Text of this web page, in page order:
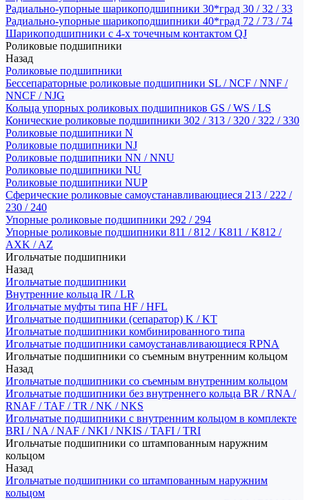
Радиально-упорные шарикоподшипники 30*град 30 / 32 / 33
Радиально-упорные шарикоподшипники 40*град 72 / 73 / 74
Шарикоподшипники с 4-х точечным контактом QJ
Роликовые подшипники
Назад
Роликовые подшипники
Бессепараторные роликовые подшипники SL / NCF / NNF /
NNCF / NJG
Кольца упорных роликовых подшипников GS / WS / LS
Конические роликовые подшипники 302 / 313 / 320 / 322 / 330
Роликовые подшипники N
Роликовые подшипники NJ
Роликовые подшипники NN / NNU
Роликовые подшипники NU
Роликовые подшипники NUP
Сферические роликовые самоустанавливающиеся 213 / 222 /
230 / 240
Упорные роликовые подшипники 292 / 294
Упорные роликовые подшипники 811 / 812 / K811 / K812 /
AXK / AZ
Игольчатые подшипники
Назад
Игольчатые подшипники
Внутренние кольца IR / LR
Игольчатые муфты типа HF / HFL
Игольчатые подшипники (сепаратор) K / KT
Игольчатые подшипники комбинированного типа
Игольчатые подшипники самоустанавливающиеся RPNA
Игольчатые подшипники со съемным внутренним кольцом
Назад
Игольчатые подшипники со съемным внутренним кольцом
Игольчатые подшипники без внутреннего кольца BR / RNA /
RNAF / TAF / TR / NK / NKS
Игольчатые подшипники с внутренним кольцом в комплекте
BRI / NA / NAF / NKI / NKIS / TAFI / TRI
Игольчатые подшипники со штампованным наружним
кольцом
Назад
Игольчатые подшипники со штампованным наружним
кольцом